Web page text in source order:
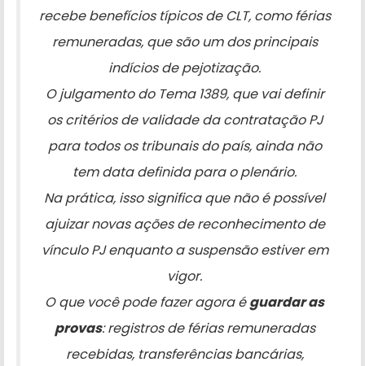
recebe benefícios típicos de CLT, como férias
remuneradas, que são um dos principais
indícios de pejotização.
O julgamento do Tema 1389, que vai definir
os critérios de validade da contratação PJ
para todos os tribunais do país, ainda não
tem data definida para o plenário.
Na prática, isso significa que não é possível
ajuizar novas ações de reconhecimento de
vínculo PJ enquanto a suspensão estiver em
vigor.
O que você pode fazer agora éguardar as
provas: registros de férias remuneradas
recebidas, transferências bancárias,